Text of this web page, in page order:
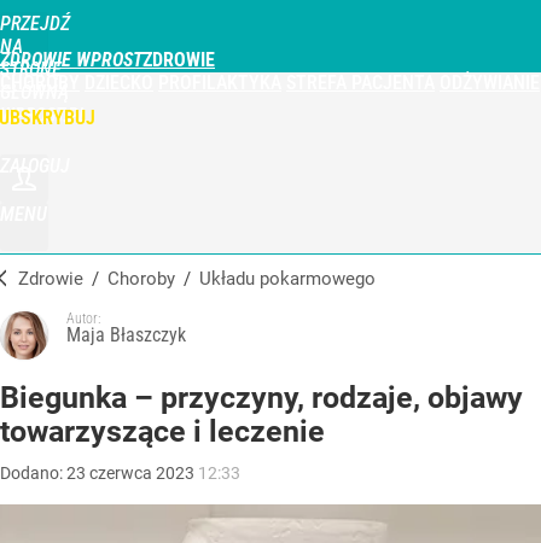
PRZEJDŹ
NA
STRONĘ
WPROST.PL
ZDROWIE WPROST
Zdrowie / Choroby / układu pokarmowego
Autor:
Maja Błaszczyk
Biegunka – przyczyny, rodzaje, objawy
towarzyszące i leczenie
Dodano:23 czerwca 2023 12:33